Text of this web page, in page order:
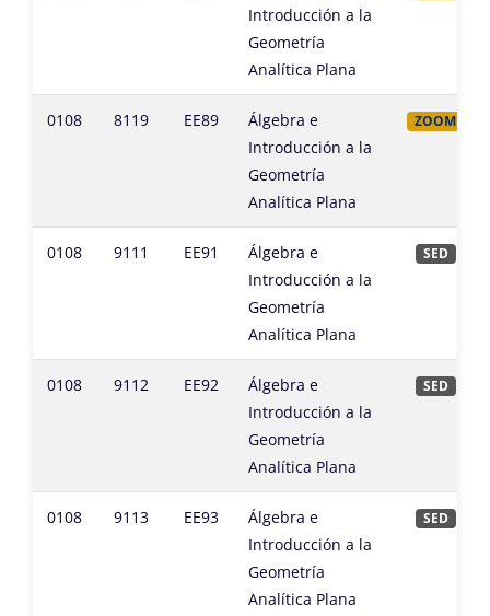
Introducción a la
Geometría
Analítica Plana
0108 8119 EE89
Álgebra e
Introducción a la
Geometría
Analítica Plana
ZOOM
0108 9111 EE91
Álgebra e
Introducción a la
Geometría
Analítica Plana
SED
0108 9112 EE92
Álgebra e
Introducción a la
Geometría
Analítica Plana
SED
0108 9113 EE93
Álgebra e
Introducción a la
Geometría
Analítica Plana
SED